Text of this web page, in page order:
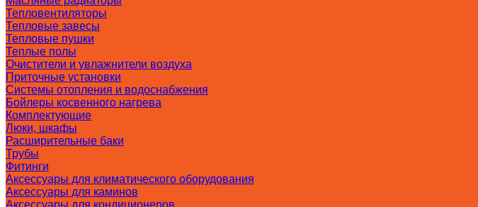
Тепловентиляторы
Тепловые завесы
Тепловые пушки
Теплые полы
Очистители и увлажнители воздуха
Приточные установки
Системы отопления и водоснабжения
Бойлеры косвенного нагрева
Комплектующие
Люки, шкафы
Расширительные баки
Трубы
Фитинги
Аксессуары для климатического оборудования
Аксессуары для каминов
Аксессуары для кондиционеров